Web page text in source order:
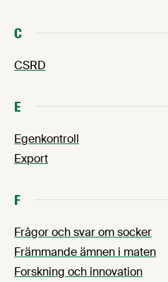
C
CSRD
E
Egenkontroll
Export
F
Frågor och svar om socker
Främmande ämnen i maten
Forskning och innovation